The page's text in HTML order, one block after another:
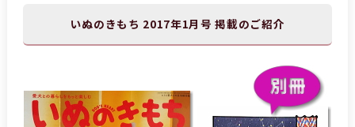
いぬのきもち 2017年1月号 掲載のご紹介